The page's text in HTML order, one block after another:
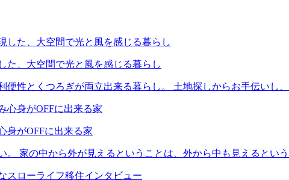
、大空間で光と風を感じる暮らし
性とくつろぎが両立出来る暮らし。 土地探しからお手伝いし
身がOFFに出来る家
。 家の中から外が見えるということは、外から中も見えると